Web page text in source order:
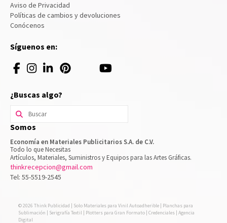
Aviso de Privacidad
Políticas de cambios y devoluciones
Conócenos
Síguenos en:
¿Buscas algo?
Buscar
por:
Somos
Economía en Materiales Publicitarios S.A. de C.V.
Todo lo que Necesitas
Artículos, Materiales, Suministros y Equipos para las Artes Gráficas.
thinkrecepcion@gmail.com
Tel: 55-5519-2545
© 2026 Think Publicidad | Solo Materiales para Vinil Autoadherible | Planchas para
Sublimación | Serigrafía Textil | Plotters para Gran Formato | Credenciales | Agencia
Digital